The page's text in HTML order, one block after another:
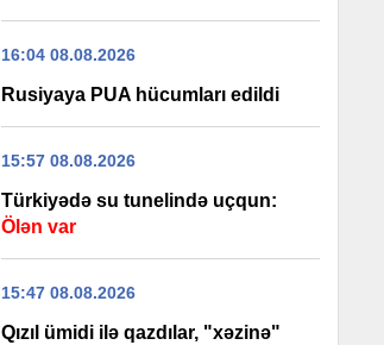
16:04 08.08.2026
Rusiyaya PUA hücumları edildi
15:57 08.08.2026
Türkiyədə su tunelində uçqun:
Ölən var
15:47 08.08.2026
Qızıl ümidi ilə qazdılar, "xəzinə"